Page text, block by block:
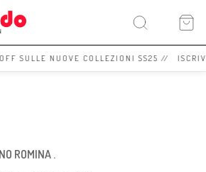
SULLE NUOVE COLLEZIONI SS25 //
ROMINA .